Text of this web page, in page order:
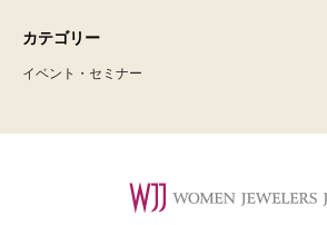
カテゴリー
イベント・セミナー